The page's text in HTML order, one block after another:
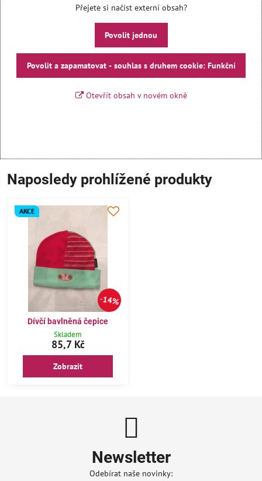
Přejete si načíst externí obsah?
Povolit jednou
Povolit a zapamatovat - souhlas s druhem cookie: Funkční
Otevřít obsah v novém okně
Naposledy prohlížené produkty
14%
AKCE
Dívčí bavlněná čepice
Skladem
85,7 Kč
Zobrazit
Newsletter
Odebírat naše novinky: